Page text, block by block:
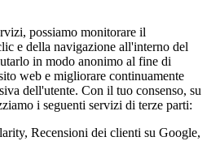
possiamo monitorare il
e della navigazione all'interno del
in modo anonimo al fine di
web e migliorare continuamente
dell'utente. Con il tuo consenso, su
i seguenti servizi di terze parti:
Recensioni dei clienti su Google,